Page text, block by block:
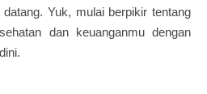
Yuk, mulai berpikir tentang
dan keuanganmu dengan